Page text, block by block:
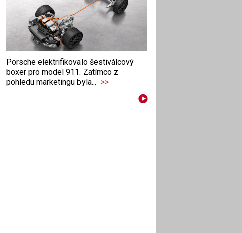
Porsche elektrifikovalo šestiválcový
boxer pro model 911. Zatímco z
pohledu marketingu byla... >>